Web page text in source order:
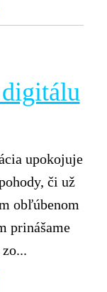
upokojuje
či už
obľúbenom
prinášame